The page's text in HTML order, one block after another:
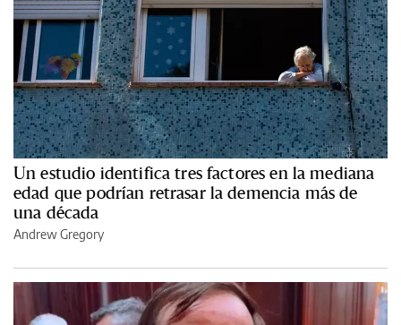
Un estudio identifica tres factores en la mediana
edad que podrían retrasar la demencia más de
una década
Andrew Gregory